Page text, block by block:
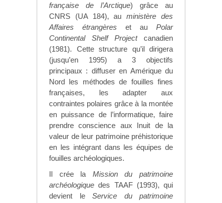
française de l’Arctique) grâce au
CNRS (UA 184), auministère des
Affaires étrangères et au Polar
Continental Shelf Project canadien
(1981). Cette structure qu’il dirigera
(jusqu’en 1995) a 3 objectifs
principaux : diffuser en Amérique du
Nord les méthodes de fouilles fines
françaises, les adapter aux
contraintes polaires grâce à la montée
en puissance de l’informatique, faire
prendre conscience aux Inuit de la
valeur de leur patrimoine préhistorique
en les intégrant dans les équipes de
fouilles archéologiques.
Il crée la Mission du patrimoine
archéologique des TAAF (1993), qui
devient le Service du patrimoine